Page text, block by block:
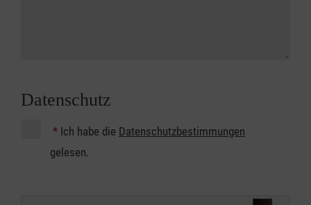
Datenschutz
* Ich habe die Datenschutzbestimmungen
gelesen.